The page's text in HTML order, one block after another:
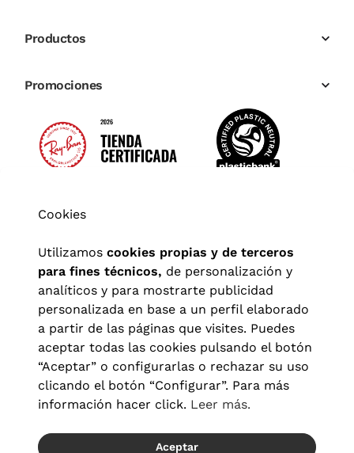
Productos
Promociones
Aviso legal| Política de privacidad Términos y condiciones
Política de cookies|Configuración de cookies
Cookies
Utilizamos cookies propias y de terceros
para fines técnicos, de personalización y
analíticos y para mostrarte publicidad
personalizada en base a un perfil elaborado
a partir de las páginas que visites. Puedes
aceptar todas las cookies pulsando el botón
“Aceptar” o configurarlas o rechazar su uso
clicando el botón “Configurar”. Para más
información hacer click. Leer más.
Aceptar